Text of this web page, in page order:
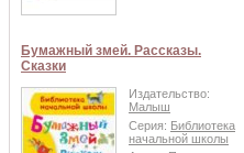
Бумажный змей. Рассказы.
Сказки
Издательство:
Малыш
Серия: Библиотека
начальной школы